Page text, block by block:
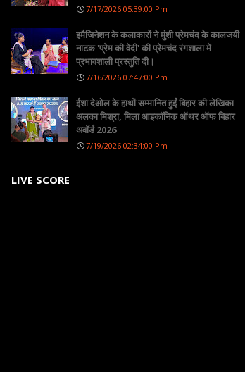
7/17/2026 05:39:00 Pm
इमैजिनेशन के कलाकारों ने मुंशी प्रेमचंद के कालजयी
नाटक 'प्रेम की वेदी' की प्रेमचंद रंगशाला में
प्रभावशाली प्रस्तुति दी।
7/16/2026 07:47:00 Pm
ईशा देओल के हाथों सम्मानित हुईं बिहार की लेखिका
अलका मिश्रा, मिला आइकॉनिक ऑथर ऑफ बिहार
अवॉर्ड 2026
7/19/2026 02:34:00 Pm
LIVE SCORE